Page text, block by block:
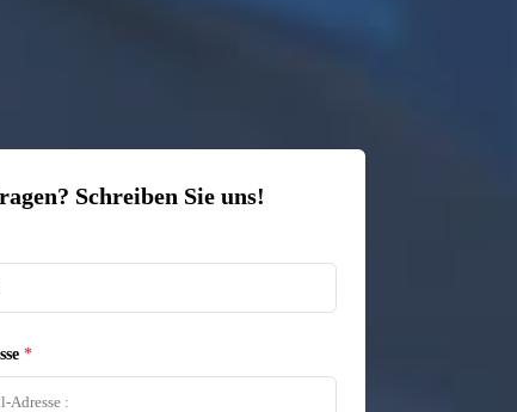
Schreiben Sie uns!